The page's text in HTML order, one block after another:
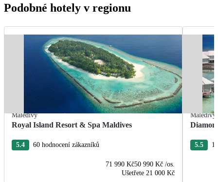
Podobné hotely v regionu
Maledivy
Royal Island Resort & Spa Maldives
5.4 60 hodnocení zákazníků
71 990 Kč50 990 Kč /os.
Ušetřete 21 000 Kč
Maledivy
5.5